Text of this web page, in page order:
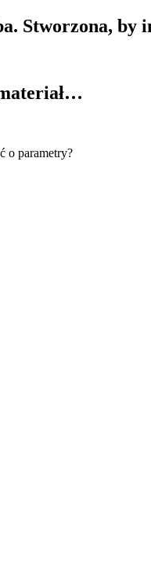
Stworzona, by
o parametry?